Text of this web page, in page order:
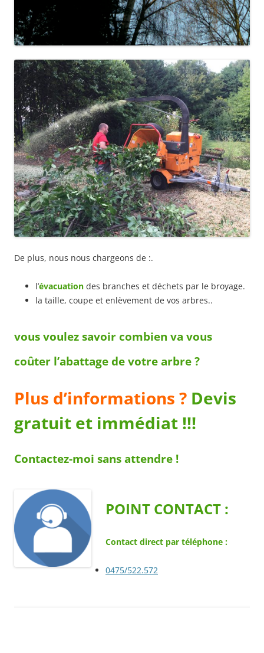
De plus, nous nous chargeons de :.
l’évacuation des branches et déchets par le broyage.
la taille, coupe et enlèvement de vos arbres..
vous voulez savoir combien va vous
coûter l’abattage de votre arbre ?
Plus d’informations ? Devis
gratuit et immédiat !!!
Contactez-moi sans attendre !
POINT CONTACT :
Contact direct par téléphone :
0475/522.572